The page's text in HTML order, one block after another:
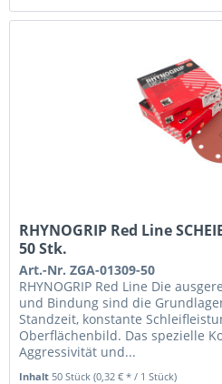
RHYNOGRIP Red Line
50 Stk.
Art.-Nr. ZGA-01309-50
RHYNOGRIP Red Line Die
und Bindung sind die
Standzeit, konstante
Oberflächenbild. Das spezielle
Aggressivität und...
Inhalt 50 Stück(0,32 € * / 1 Stück)